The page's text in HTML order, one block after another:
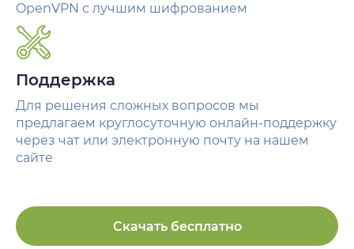
OpenVPN с лучшим шифрованием
Поддержка
Для решения сложных вопросов мы
предлагаем круглосуточную онлайн-поддержку
через чат или электронную почту на нашем
сайте
Скачать бесплатно